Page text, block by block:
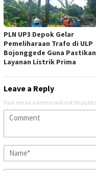
PLN UP3 Depok Gelar
Pemeliharaan Trafo di ULP
Bojonggede Guna Pastikan
Layanan Listrik Prima
Leave a Reply
Your email address will not be